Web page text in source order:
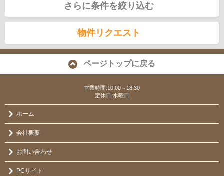
さらに条件を絞り込む
物件リクエスト
ページトップに戻る
営業時間:10:00～18:30
定休日:水曜日
ホーム
会社概要
お問い合わせ
PCサイト